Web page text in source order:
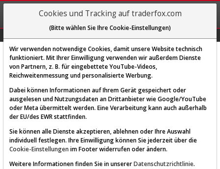
REGIS-
TRIEREN
Diese Funktion ist nur für
AKTIEN-TERMINAL
Cookies und Tracking auf traderfox.com
(Bitte wählen Sie Ihre Cookie-Einstellungen)
Wir verwenden notwendige Cookies, damit unsere Website technisch
funktioniert. Mit Ihrer Einwilligung verwenden wir außerdem Dienste
von Partnern, z. B. für eingebettete YouTube-Videos,
Reichweitenmessung und personalisierte Werbung.
Dabei können Informationen auf Ihrem Gerät gespeichert oder
ausgelesen und Nutzungsdaten an Drittanbieter wie Google/YouTube
oder Meta übermittelt werden. Eine Verarbeitung kann auch außerhalb
der EU/des EWR stattfinden.
Sie können alle Dienste akzeptieren, ablehnen oder Ihre Auswahl
individuell festlegen. Ihre Einwilligung können Sie jederzeit über die
Cookie-Einstellungen im Footer widerrufen oder ändern.
Weitere Informationen finden Sie in unsererDatenschutzrichtlinie.